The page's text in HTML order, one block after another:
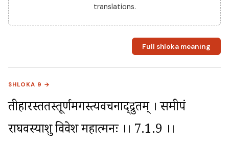
translations.
Full shloka meaning
SHLOKA 9 →
प्रतीहारस्ततस्तूर्णमगस्त्यवचनाद्द्रुतम् । समीपं
राघवस्याशु प्रविवेश महात्मनः ।। 7.1.9 ।।